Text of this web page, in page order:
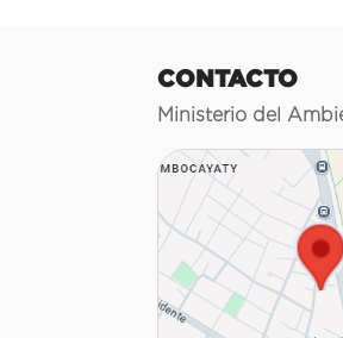
CONTACTO
Ministerio del